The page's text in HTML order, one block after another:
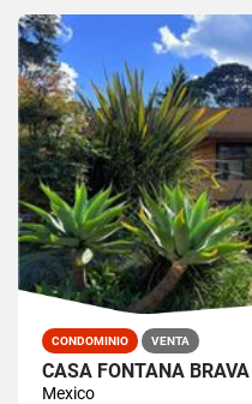
CONDOMINIO VENTA
CASA FONTANA BRAVA
Mexico